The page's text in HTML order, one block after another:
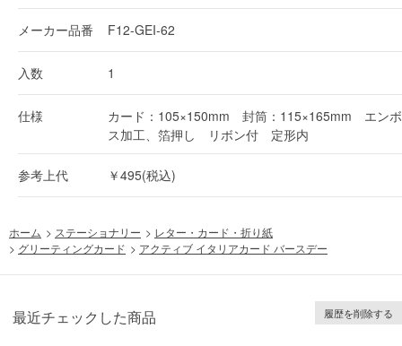
メーカー品番 F12-GEI-62
入数 1
仕様
カード：105×150mm 封筒：115×165mm エンボ
ス加工、箔押し リボン付 定形内
参考上代 ￥495(税込)
ホーム > ステーショナリー > レター・カード・折り紙
> グリーティングカード > アクティブ イタリアカード バースデー
最近チェックした商品 履歴を削除する